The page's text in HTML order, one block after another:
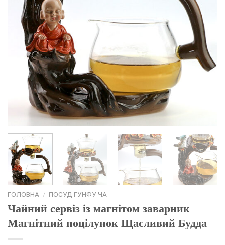
ГОЛОВНА / ПОСУД ГУНФУ ЧА
Чайний сервіз із магнітом заварник
Магнітний поцілунок Щасливий Будда